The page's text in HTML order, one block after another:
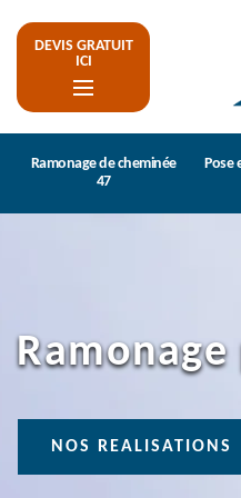
DEVIS GRATUIT
ICI
Ramonage de cheminée
47
Pose
NOS REALISATIONS